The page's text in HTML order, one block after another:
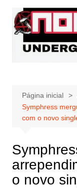
para
conteúdo
Página inicial
Symphress
com o novo
o novo